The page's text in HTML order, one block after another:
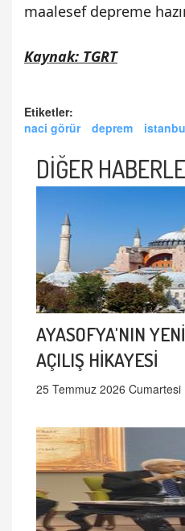
maalesef depreme
Kaynak: TGRT
Etiketler:
naci görür
deprem
DİĞER
AYASOFYA'NIN
AÇILIŞ HİKAYESİ
25 Temmuz 2026 Cumartesi